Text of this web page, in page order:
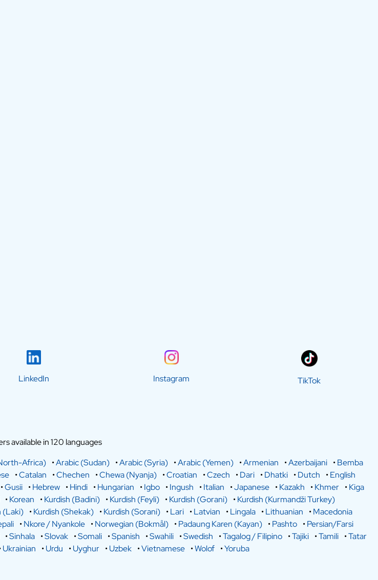
LinkedIn Instagram TikTok
available in 120 languages
Africa) •Arabic (Sudan) •Arabic (Syria) •Arabic (Yemen) •Armenian •Azerbaijani •Bemba
•Catalan •Chechen •Chewa (Nyanja) •Croatian •Czech •Dari •Dhatki •Dutch •English
•Gusii •Hebrew •Hindi •Hungarian •Igbo •Ingush •Italian •Japanese •Kazakh •Khmer •Kiga
•Korean •Kurdish (Badini) •Kurdish (Feyli) •Kurdish (Gorani) •Kurdish (Kurmandži Turkey)
(Laki) •Kurdish (Shekak) •Kurdish (Sorani) •Lari •Latvian •Lingala •Lithuanian •Macedonia
•Nkore / Nyankole •Norwegian (Bokmål) •Padaung Karen (Kayan) •Pashto •Persian/Farsi
•Sinhala •Slovak •Somali •Spanish •Swahili •Swedish •Tagalog / Filipino •Tajiki •Tamili •Tatar
Ukrainian •Urdu •Uyghur •Uzbek •Vietnamese •Wolof •Yoruba